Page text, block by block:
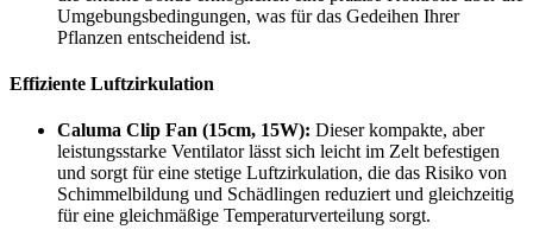
Umgebungsbedingungen, was für das Gedeihen Ihrer
Pflanzen entscheidend ist.
Effiziente Luftzirkulation
Caluma Clip Fan (15cm, 15W): Dieser kompakte, aber
leistungsstarke Ventilator lässt sich leicht im Zelt befestigen
und sorgt für eine stetige Luftzirkulation, die das Risiko von
Schimmelbildung und Schädlingen reduziert und gleichzeitig
für eine gleichmäßige Temperaturverteilung sorgt.